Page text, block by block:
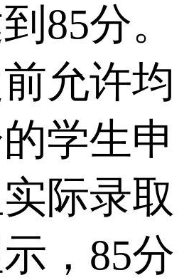
85分。
允许均
学生申
际录取
，85分